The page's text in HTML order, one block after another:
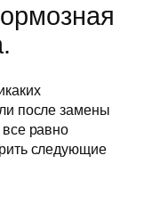
после замены
равно
следующие